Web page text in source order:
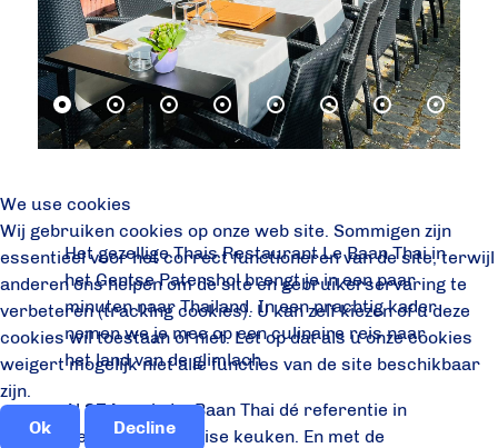
Het gezellige Thais Restaurant Le Baan Thai in
het Gentse Patershol brengt je in een paar
minuten naar Thailand. In een prachtig kader
nemen we je mee op een culinaire reis naar
het land van de glimlach.
Al 37 jaaris Le Baan Thai dé referentie in
Gent voor de Thaise keuken. En met de
We use cookies
Wij gebruiken cookies op onze web site. Sommigen zijn
essentieel voor het correct functioneren van de site, terwijl
anderen ons helpen om de site en gebruikerservaring te
verbeteren (tracking cookies). U kan zelf kiezen of u deze
cookies wil toestaan of niet. Let op dat als u onze cookies
weigert mogelijk niet alle functies van de site beschikbaar
zijn.
Ok
Decline